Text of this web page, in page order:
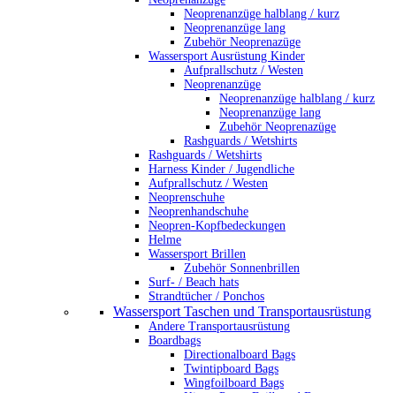
Neoprenanzüge halblang / kurz
Neoprenanzüge lang
Zubehör Neoprenazüge
Wassersport Ausrüstung Kinder
Aufprallschutz / Westen
Neoprenanzüge
Neoprenanzüge halblang / kurz
Neoprenanzüge lang
Zubehör Neoprenazüge
Rashguards / Wetshirts
Rashguards / Wetshirts
Harness Kinder / Jugendliche
Aufprallschutz / Westen
Neoprenschuhe
Neoprenhandschuhe
Neopren-Kopfbedeckungen
Helme
Wassersport Brillen
Zubehör Sonnenbrillen
Surf- / Beach hats
Strandtücher / Ponchos
Wassersport Taschen und Transportausrüstung
Andere Transportausrüstung
Boardbags
Directionalboard Bags
Twintipboard Bags
Wingfoilboard Bags